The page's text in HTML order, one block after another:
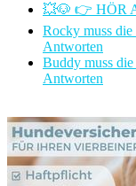
💥🐶 👉 HÖR
Rocky muss die
Antworten
Buddy muss
Antworten